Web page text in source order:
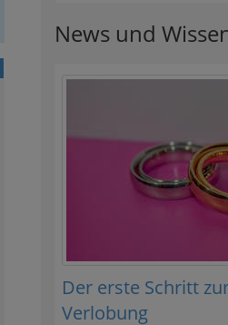
News und
Der erste Schritt
Verlobung